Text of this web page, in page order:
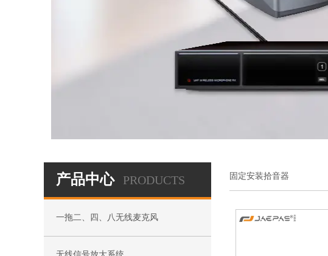
产品中心 PRODUCTS
一拖二、四、八无线麦克风
固定安装拾音器